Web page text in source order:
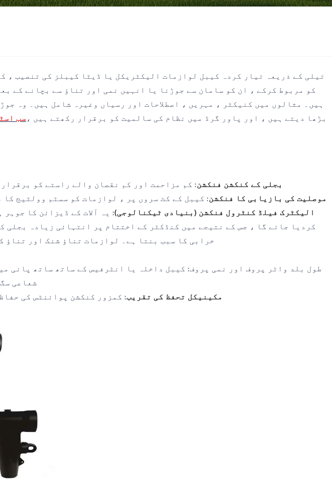
تیلی کے ذریعہ تیار کردہ کیبل لوازمات الیکٹریکل یا ڈیٹا کیبلز کی تنصیب
کو مربوط کرکے ، ان کو سامان سے جوڑنا یا انہیں نمی اور تناؤ سے بچانے کے
ہیں۔ مثالوں میں کنیکٹر ، مہریں ، اصطلاحات اور رسیاں وغیرہ شامل ہیں۔ وہ
بڑھا دیتے ہیں ، اور پاور گرڈ میں نظام کی سالمیت کو برقرار رکھتے ہیں ،سب
1. بجلی کے کنکشن فنکشن: کم مزاحمت اور کم نقصان والے راستے کو
2. موصلیت کی بازیابی کا فنکشن: کیبل کے کٹ سروں پر ، لوازمات کو سسٹم وولٹیج
3. الیکٹرک فیلڈ کنٹرول فنکشن (بنیادی ٹیکنالوجی): یہ آلات کے ڈیزائن کا
کردیا جائے گا ، جس کے نتیجے میں کنڈکٹر کے اختتام پر انتہائی زیادہ
خرابی کا سبب بنتا ہے۔ لوازمات تناؤ شنک اور
- طول بلد واٹر پروف اور نمی پروف: کیبل داخلہ یا انٹرفیس کے ساتھ ساتھ
- شعاعی
5. مکینیکل تحفظ کی تقریب: کمزور کنکشن پوائنٹس کی